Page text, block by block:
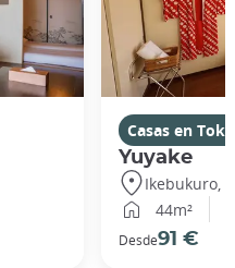
Casas en
Yuyake
Ikebukuro,
44m²
Desde91 €